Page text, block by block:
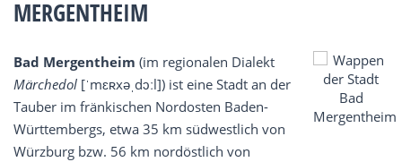
MERGENTHEIM
Bad Mergentheim (im regionalen Dialekt
Märchedol [ˈmɛʀxəˌdɔːl]) ist eine Stadt an der
Tauber im fränkischen Nordosten Baden-
Württembergs, etwa 35 km südwestlich von
Würzburg bzw. 56 km nordöstlich von